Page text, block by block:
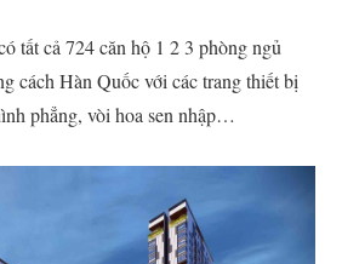
tất cả 724 căn hộ 1 2 3 phòng ngủ
cách Hàn Quốc với các trang thiết bị
phẳng, vòi hoa sen nhập…